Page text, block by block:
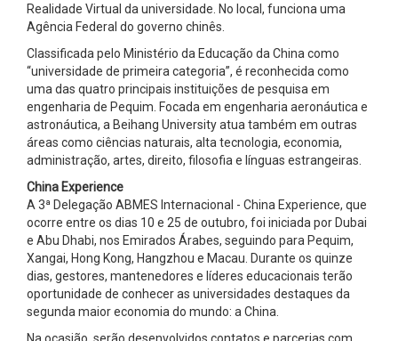
Realidade Virtual da universidade. No local, funciona uma
Agência Federal do governo chinês.
Classificada pelo Ministério da Educação da China como
“universidade de primeira categoria”, é reconhecida como
uma das quatro principais instituições de pesquisa em
engenharia de Pequim. Focada em engenharia aeronáutica e
astronáutica, a Beihang University atua também em outras
áreas como ciências naturais, alta tecnologia, economia,
administração, artes, direito, filosofia e línguas estrangeiras.
China Experience
A 3ª Delegação ABMES Internacional - China Experience, que
ocorre entre os dias 10 e 25 de outubro, foi iniciada por Dubai
e Abu Dhabi, nos Emirados Árabes, seguindo para Pequim,
Xangai, Hong Kong, Hangzhou e Macau. Durante os quinze
dias, gestores, mantenedores e líderes educacionais terão
oportunidade de conhecer as universidades destaques da
segunda maior economia do mundo: a China.
Na ocasião, serão desenvolvidos contatos e parcerias com